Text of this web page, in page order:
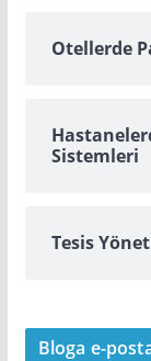
Otellerde
Sistemleri
Tesis
Bloga e-